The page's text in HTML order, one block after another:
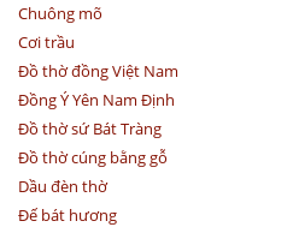
Chuông mõ
Cơi trầu
Đồ thờ đồng Việt Nam
Đồng Ý Yên Nam Định
Đồ thờ sứ Bát Tràng
Đồ thờ cúng bằng gỗ
Dầu đèn thờ
Đế bát hương